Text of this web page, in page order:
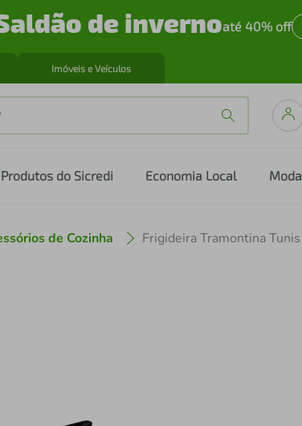
de invernoaté 40% off
Imóveis e Veículos
Produtos do Sicredi Economia Local Moda
de Cozinha